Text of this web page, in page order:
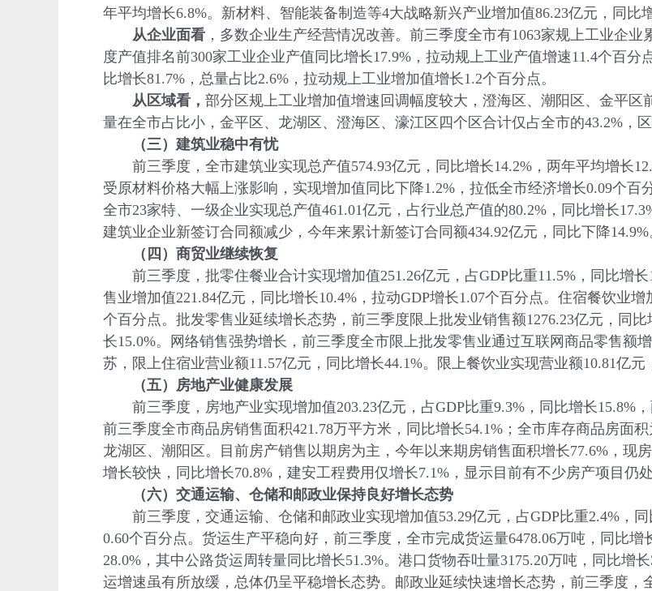
年平均增长6.8%。新材料、智能装备制造等4大战略新兴产业增加值86.23亿元，同比
从企业面看 ，多数企业生产经营情况改善。前三季度全市有1063家规上工业企
度产值排名前300家工业企业产值同比增长17.9%，拉动规上工业产值增速11.4个百分
比增长81.7%，总量占比2.6%，拉动规上工业增加值增长1.2个百分点。
从区域看， 部分区规上工业增加值增速回调幅度较大，澄海区、潮阳区、金平
量在全市占比小，金平区、龙湖区、澄海区、濠江区四个区合计仅占全市的43.2%，区
（三）建筑业稳中有忧
前三季度，全市建筑业实现总产值574.93亿元，同比增长14.2%，两年平均增长
受原材料价格大幅上涨影响，实现增加值同比下降1.2%，拉低全市经济增长0.09个
全市23家特、一级企业实现总产值461.01亿元，占行业总产值的80.2%，同比增长
建筑业企业新签订合同额减少，今年来累计新签订合同额434.92亿元，同比下降14.9%
（四）商贸业继续恢复
前三季度，批零住餐业合计实现增加值251.26亿元，占GDP比重11.5%，同比增长
售业增加值221.84亿元，同比增长10.4%，拉动GDP增长1.07个百分点。住宿餐饮业
个百分点。批发零售业延续增长态势，前三季度限上批发业销售额1276.23亿元，同
长15.0%。网络销售强势增长，前三季度全市限上批发零售业通过互联网商品零售额
苏，限上住宿业营业额11.57亿元，同比增长44.1%。限上餐饮业实现营业额10.81亿元
（五）房地产业健康发展
前三季度，房地产业实现增加值203.23亿元，占GDP比重9.3%，同比增长15.8%，
前三季度全市商品房销售面积421.78万平方米，同比增长54.1%；全市库存商品房面
龙湖区、潮阳区。目前房产销售以期房为主，今年以来期房销售面积增长77.6%，现
增长较快，同比增长70.8%，建安工程费用仅增长7.1%，显示目前有不少房产项目仍
（六）交通运输、仓储和邮政业保持良好增长态势
前三季度，交通运输、仓储和邮政业实现增加值53.29亿元，占GDP比重2.4%，同
0.60个百分点。货运生产平稳向好，前三季度，全市完成货运量6478.06万吨，同比
28.0%，其中公路货运周转量同比增长51.3%。港口货物吞吐量3175.20万吨，同比增
运增速虽有所放缓，总体仍呈平稳增长态势。邮政业延续快速增长态势，前三季度，